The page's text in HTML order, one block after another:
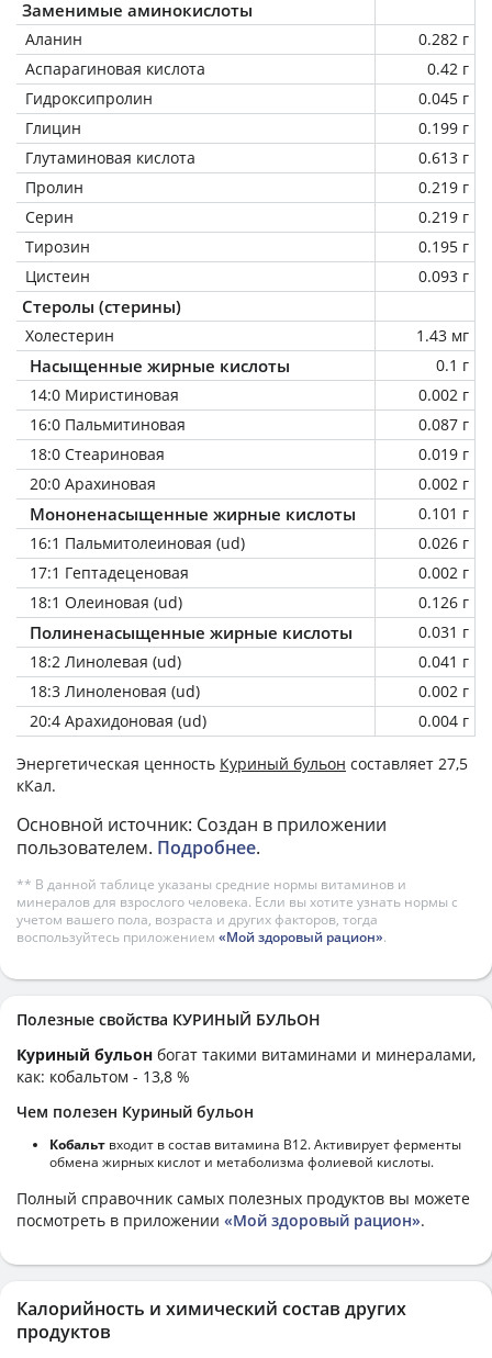
Заменимые аминокислоты
Аланин
0.282 г
Аспарагиновая кислота
0.42 г
Гидроксипролин
0.045 г
Глицин
0.199 г
Глутаминовая кислота
0.613 г
Пролин
0.219 г
Серин
0.219 г
Тирозин
0.195 г
Цистеин
0.093 г
Стеролы (стерины)
Холестерин 1.43 мг
Насыщенные жирные кислоты
0.1 г
14:0 Миристиновая
0.002 г
16:0 Пальмитиновая
0.087 г
18:0 Стеариновая
0.019 г
20:0 Арахиновая
0.002 г
Мононенасыщенные жирные кислоты
0.101 г
16:1 Пальмитолеиновая (ud)
0.026 г
17:1 Гептадеценовая
0.002 г
18:1 Олеиновая (ud)
0.126 г
Полиненасыщенные жирные кислоты
0.031 г
18:2 Линолевая (ud)
0.041 г
18:3 Линоленовая (ud)
0.002 г
20:4 Арахидоновая (ud)
0.004 г
Энергетическая ценность Куриный бульон составляет 27,5
кКал.
Основной источник: Создан в приложении
пользователем. Подробнее.
** В данной таблице указаны средние нормы витаминов и
минералов для взрослого человека. Если вы хотите узнать нормы с
учетом вашего пола, возраста и других факторов, тогда
воспользуйтесь приложением «Мой здоровый рацион».
Полезные свойства КУРИНЫЙ БУЛЬОН
Куриный бульон богат такими витаминами и минералами,
как: кобальтом - 13,8 %
Чем полезен Куриный бульон
Кобальт входит в состав витамина В12. Активирует ферменты
обмена жирных кислот и метаболизма фолиевой кислоты.
Полный справочник самых полезных продуктов вы можете
посмотреть в приложении «Мой здоровый рацион».
Калорийность и химический состав других
продуктов